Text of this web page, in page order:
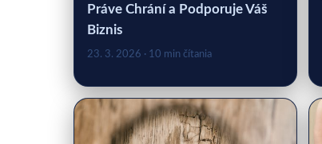
Práve Chrání a Podporuje Váš
Biznis
23. 3. 2026 · 10 min čítania